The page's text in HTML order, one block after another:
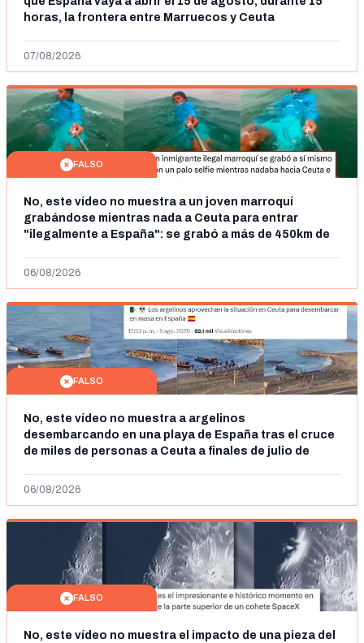
horas, la frontera entre Marruecos y Ceuta
07/08/2026
FALSO
No, este vídeo no muestra a un joven marroquí
grabándose mientras nada a Ceuta para entrar
"ilegalmente a España": se grabó a más de 450km de
06/08/2026
FALSO
No, este vídeo no muestra a argelinos
desembarcando en una playa de España tras el cruce
de miles de personas a Ceuta a finales de julio de
06/08/2026
FALSO
No, este vídeo no muestra el impacto de una pieza del